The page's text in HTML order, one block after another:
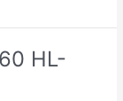
HL-